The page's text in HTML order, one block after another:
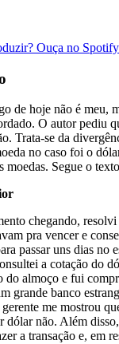
Ouça no Spotify
de hoje não é meu,
O autor pediu
Trata-se da
no caso foi o
moedas. Segue o
chegando,
pra vencer e
passar uns dias no
a cotação do
do almoço e fui
grande banco
me mostrou
dólar não. Além
a transação e, em